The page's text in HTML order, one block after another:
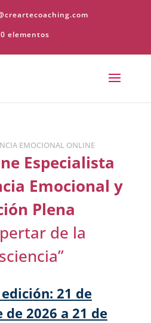
0 elementos
EMOCIONAL ONLINE
Especialista
Emocional y
Plena
de la
21 de
2026 a 21 de